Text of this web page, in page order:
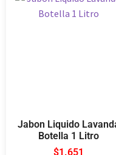
Jabon Liquido
Botella 1 Litro
$1.651